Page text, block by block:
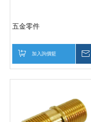
五金零件
加入詢價籃